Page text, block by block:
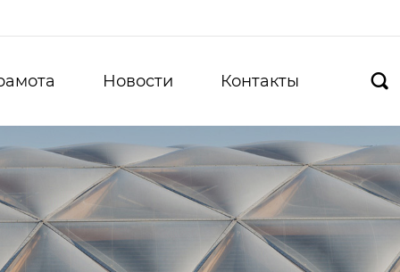
Новости Контакты 